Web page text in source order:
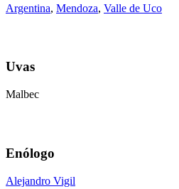
Argentina, Mendoza, Valle de Uco
Uvas
Malbec
Enólogo
Alejandro Vigil